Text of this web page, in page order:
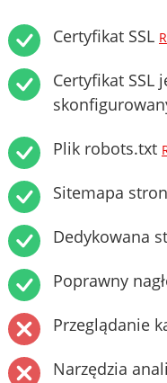
Certyfikat SSL
Certyfikat SSL
Plik robots.txt
Sitemapa
Dedykowana
Poprawny
Przeglądanie
Narzędzia